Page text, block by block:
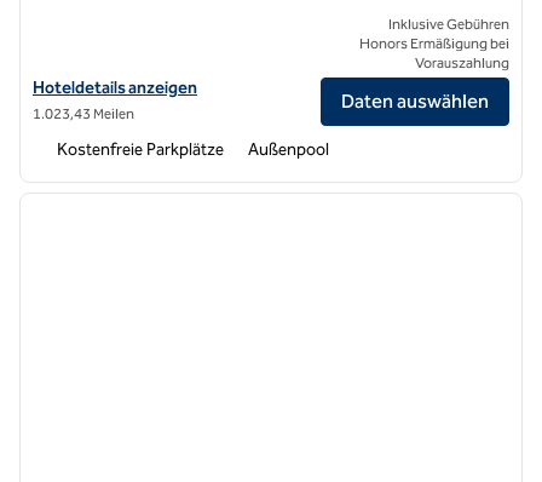
Hoteldetails für AutoCamp Joshua Tree anzeigen
Hoteldetails anzeigen
1.023,43 Meilen
Inklusive Gebühren
Honors Ermäßigung bei
Vorauszahlung
Daten auswählen
Kostenfreie Parkplätze Außenpool
1 von 12